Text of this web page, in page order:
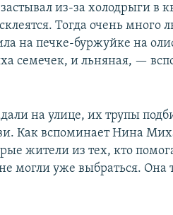
из-за холодрыги в
Тогда очень много
на печке-буржуйке на
семечек, и льняная, —
на улице, их трупы
Как вспоминает Нина
жители из тех, кто
могли уже выбраться. Она